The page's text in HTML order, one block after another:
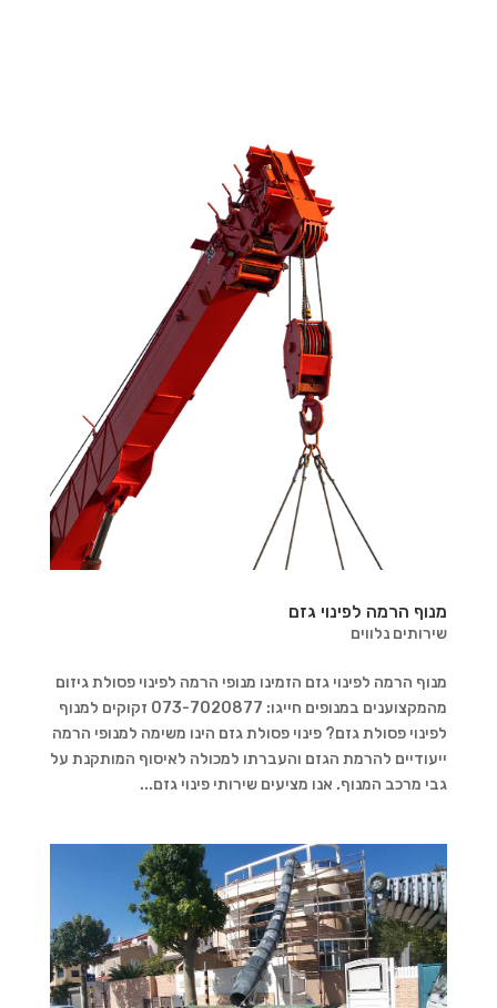
מנוף הרמה לפינוי גזם
שירותים נלווים
מנוף הרמה לפינוי גזם הזמינו מנופי הרמה לפינוי פסולת גיזום
מהמקצוענים במנופים חייגו: 073-7020877 זקוקים למנוף
לפינוי פסולת גזם? פינוי פסולת גזם הינו משימה למנופי הרמה
ייעודיים להרמת הגזם והעברתו למכולה לאיסוף המותקנת על
גבי מרכב המנוף. אנו מציעים שירותי פינוי גזם...